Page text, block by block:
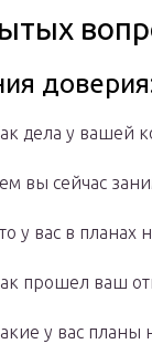
дела у вашей
вы сейчас
у вас в
прошел ваш
у вас